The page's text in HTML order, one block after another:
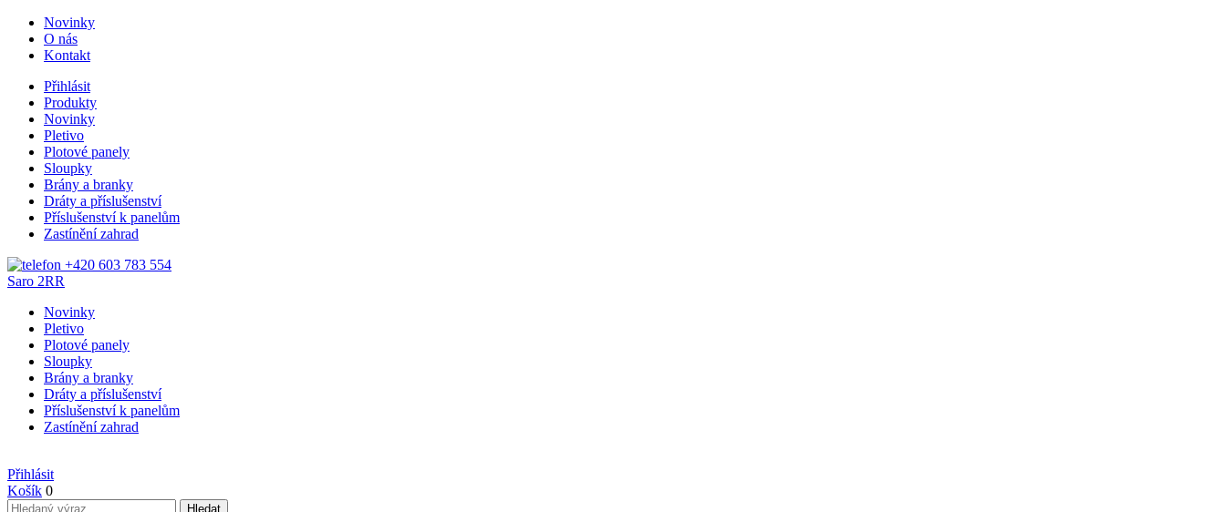
Novinky
O nás
Kontakt
Přihlásit
Produkty
Novinky
Pletivo
Plotové panely
Sloupky
Brány a branky
Dráty a příslušenství
Příslušenství k panelům
Zastínění zahrad
+420 603 783 554
Saro 2RR
Novinky
Pletivo
Plotové panely
Sloupky
Brány a branky
Dráty a příslušenství
Příslušenství k panelům
Zastínění zahrad
Přihlásit
Košík 0